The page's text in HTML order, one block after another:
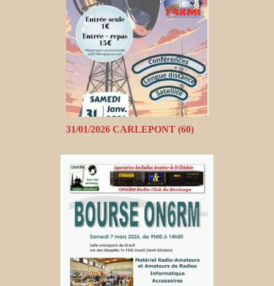
31/01/2026 CARLEPONT (60)